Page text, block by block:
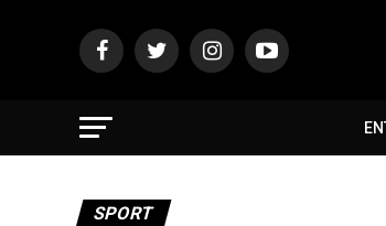
SPORT